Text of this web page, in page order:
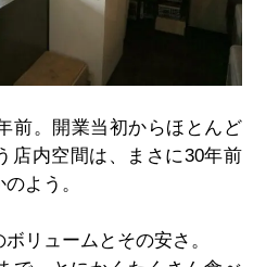
前。開業当初からほとんど
店内空間は、まさに30年前
よう。
リュームとその安さ。